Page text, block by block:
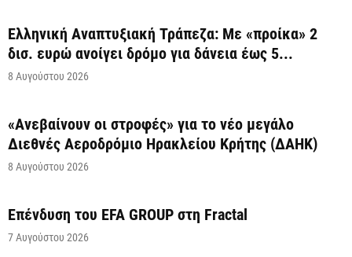
Ελληνική Αναπτυξιακή Τράπεζα: Με «προίκα» 2
δισ. ευρώ ανοίγει δρόμο για δάνεια έως 5...
8 Αυγούστου 2026
«Ανεβαίνουν οι στροφές» για το νέο μεγάλο
Διεθνές Αεροδρόμιο Ηρακλείου Κρήτης (ΔΑΗΚ)
8 Αυγούστου 2026
Επένδυση του EFA GROUP στη Fractal
7 Αυγούστου 2026